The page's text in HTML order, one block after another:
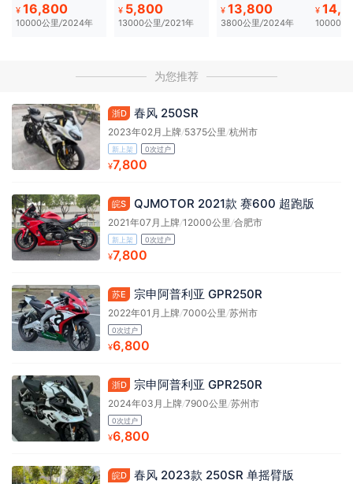
¥ 16,800
10000公里/2024年
¥ 5,800
13000公里/2021年
¥ 13,800
3800公里/2024年
¥
10000公
为您推荐
浙D 春风 250SR
2023年02月上牌/5375公里/杭州市
新上架 0次过户
¥7,800
皖S QJMOTOR 2021款 赛600 超跑版
2021年07月上牌/12000公里/合肥市
新上架 0次过户
¥7,800
苏E 宗申阿普利亚 GPR250R
2022年01月上牌/7000公里/苏州市
0次过户
¥6,800
浙D 宗申阿普利亚 GPR250R
2024年03月上牌/7900公里/苏州市
0次过户
¥6,800
皖D 春风 2023款 250SR 单摇臂版